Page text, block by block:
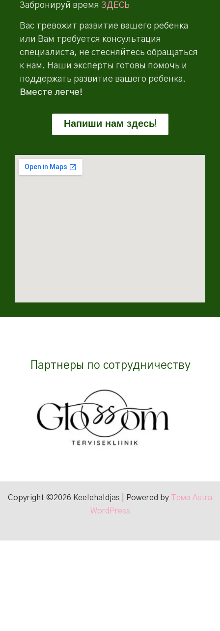
Забронируй время ЗДЕСЬ
Вас тревожит развитие вашего ребенка
или Вам требуется консультация
специалиста, не стесняйтесь обращаться
к нам. Наши эксперты готовы помочь и
поддержать развитие вашего ребенка.
Вместе легче!
Напиши нам здесь!
Партнеры по сотрудничеству
Copyright ©2026 Keelehaldjas | Powered by
Тема Astra
WordPress